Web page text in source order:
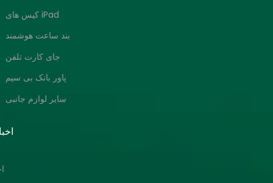
کیس های iPad
بند ساعت هوشمند
جای کارت تلفن
پاور بانک بی سیم
سایر لوازم جانبی